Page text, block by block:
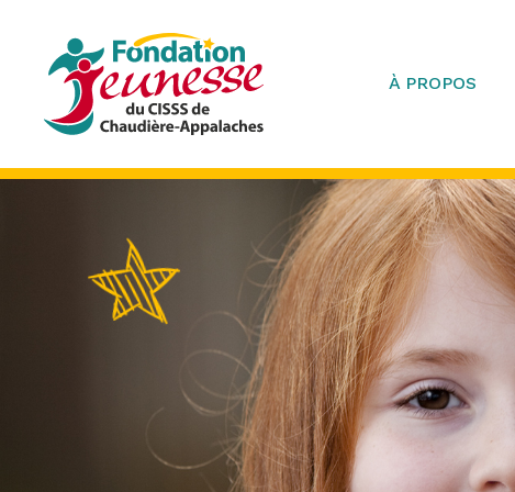
À PROPOS